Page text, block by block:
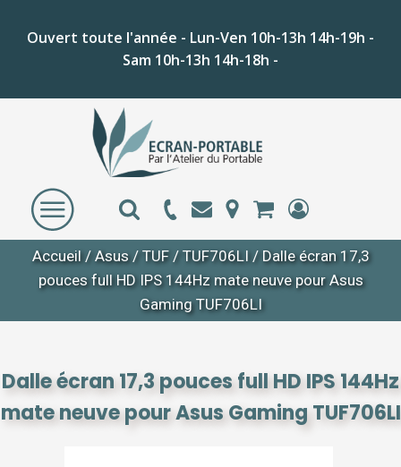
Ouvert toute l'année - Lun-Ven 10h-13h 14h-19h -
Sam 10h-13h 14h-18h -
Accueil/ Asus/ TUF/ TUF706LI / Dalle écran 17,3
pouces full HD IPS 144Hz mate neuve pour Asus
Gaming TUF706LI
Dalle écran 17,3 pouces full HD IPS 144Hz
mate neuve pour Asus Gaming TUF706LI